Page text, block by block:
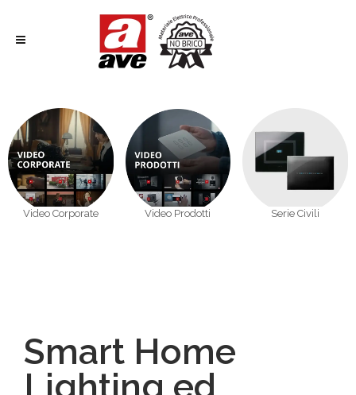
Video Corporate Video Prodotti Serie Civili
Smart Home
Lighting ed